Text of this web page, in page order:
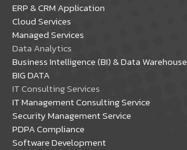
new
window
new
window
ERP & CRM Application
Cloud Services
Managed Services
Data Analytics
Business Intelligence (BI) & Data Warehouse
BIG DATA
IT Consulting Services
IT Management Consulting Service
Security Management Service
PDPA Compliance
Software Development